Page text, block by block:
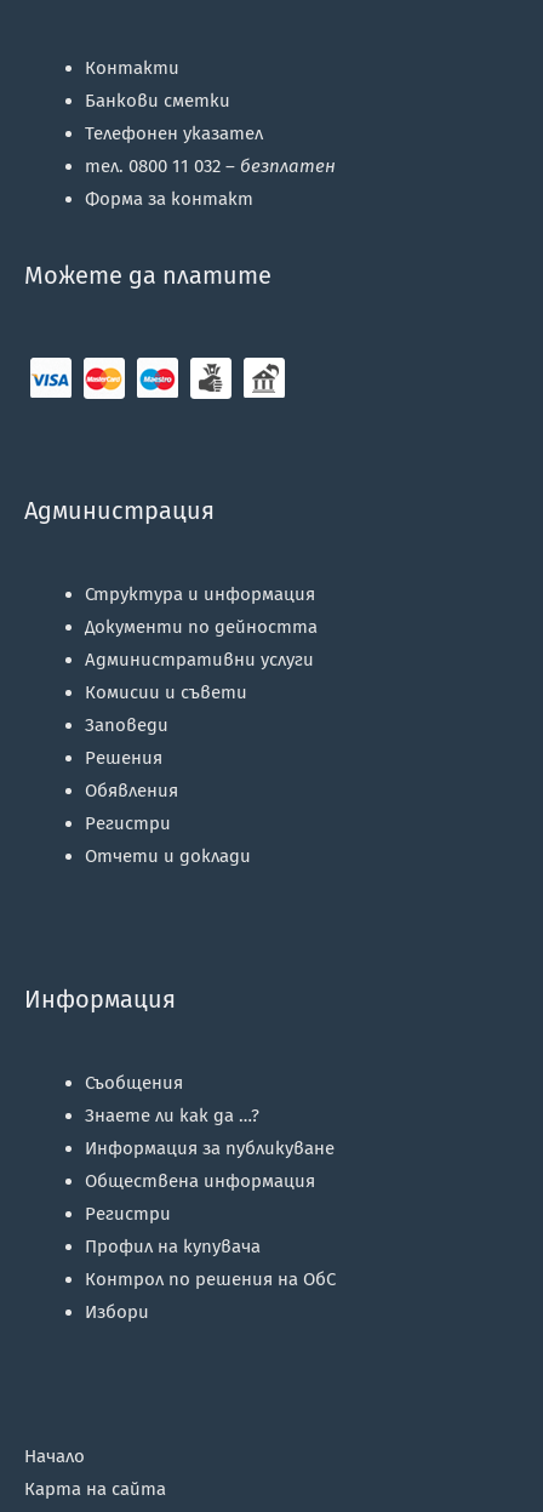
Контакти
Банкови сметки
Телефонен указател
тел. 0800 11 032 – безплатен
Форма за контакт
Можете да платите
Администрация
Структура и информация
Документи по дейността
Административни услуги
Комисии и съвети
Заповеди
Решения
Обявления
Регистри
Отчети и доклади
Информация
Съобщения
Знаете ли как да …?
Информация за публикуване
Обществена информация
Регистри
Профил на купувача
Контрол по решения на ОбС
Избори
Начало
Карта на сайта